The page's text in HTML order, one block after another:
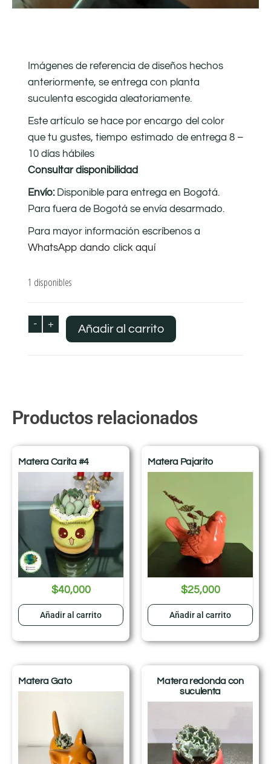
Imágenes de referencia de diseños hechos
anteriormente, se entrega con planta
suculenta escogida aleatoriamente.
Este artículo se hace por encargo del color
que tu gustes, tiempo estimado de entrega 8 –
10 días hábiles
Consultar disponibilidad
Envío: Disponible para entrega en Bogotá.
Para fuera de Bogotá se envía desarmado.
Para mayor información escríbenos a
WhatsApp dando click aquí
1 disponibles
- + Añadir al carrito
Productos relacionados
Matera Carita #4
$40,000
Añadir al carrito
Matera Pajarito
$25,000
Añadir al carrito
Matera Gato
Matera redonda con
suculenta